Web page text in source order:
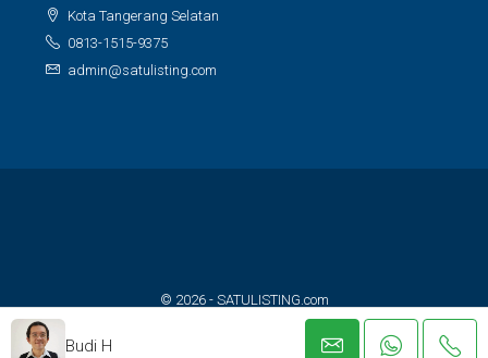
Budi H
Kota Tangerang Selatan
0813-1515-9375
admin@satulisting.com
© 2026 - SATULISTING.com
Built with ❤️ for property lovers